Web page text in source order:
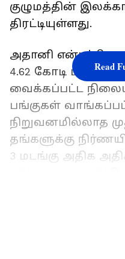
குழுமத்தின்
திரட்டியுள்ளது.
அதானி
4.62 கோடி
வைக்கப்பட்ட
பங்குகள்
நிறுவனமில்லாத
தங்களுக்கு
3 மடங்கு அதிக
Read